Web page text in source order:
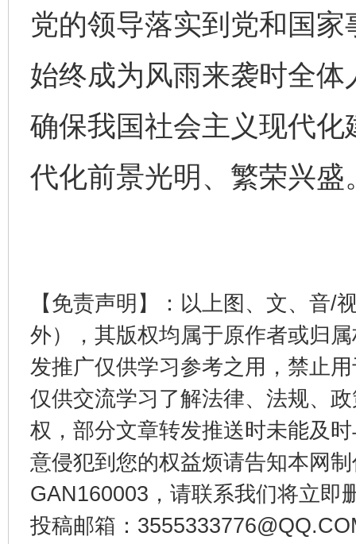
党的领导落实到党和国
始终成为风雨来袭时全
确保我国社会主义现代
代化前景光明、繁荣兴盛
【免责声明】：以上图、文、音/
外），其版权均属于原作者或归
发推广仅供学习参考之用，禁止
仅供交流学习了解法律、法规、
权，部分文章转发推送时未能及
意侵犯到您的权益烦请告知本网
GAN160003，请联系我们将立即
投稿邮箱：
完善运行机制助力责任有效落实 一纸欠
千年窑火 生生不息